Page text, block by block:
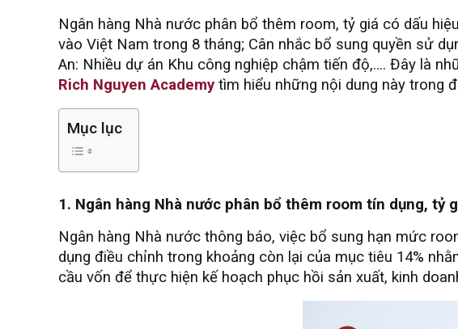
Ngân hàng Nhà nước phân bổ thêm room, tỷ giá có dấu
vào Việt Nam trong 8 tháng; Cân nhắc bổ sung quyền sử
An: Nhiều dự án Khu công nghiệp chậm tiến độ,…. Đây là
Rich Nguyen Academytìm hiểu những nội dung này trong
Mục lục
1. Ngân hàng Nhà nước phân bổ thêm room tín dụng, tỷ
Ngân hàng Nhà nước thông báo, việc bổ sung hạn mức
dụng điều chỉnh trong khoảng còn lại của mục tiêu 14%
cầu vốn để thực hiện kế hoạch phục hồi sản xuất, kinh